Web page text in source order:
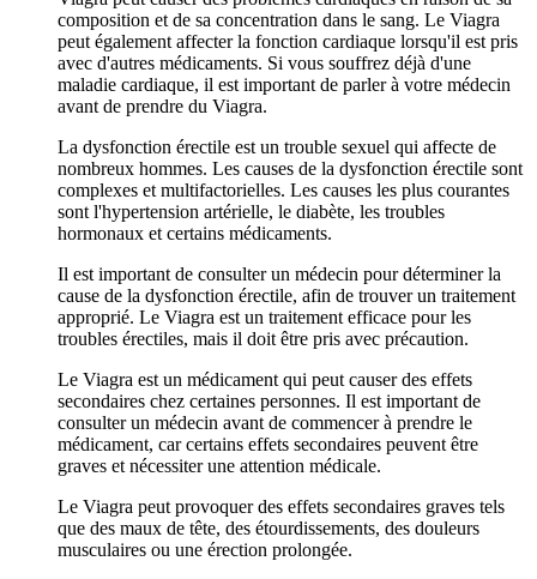
composition et de sa concentration dans le sang. Le Viagra
peut également affecter la fonction cardiaque lorsqu'il est pris
avec d'autres médicaments. Si vous souffrez déjà d'une
maladie cardiaque, il est important de parler à votre médecin
avant de prendre du Viagra.
La dysfonction érectile est un trouble sexuel qui affecte de
nombreux hommes. Les causes de la dysfonction érectile sont
complexes et multifactorielles. Les causes les plus courantes
sont l'hypertension artérielle, le diabète, les troubles
hormonaux et certains médicaments.
Il est important de consulter un médecin pour déterminer la
cause de la dysfonction érectile, afin de trouver un traitement
approprié. Le Viagra est un traitement efficace pour les
troubles érectiles, mais il doit être pris avec précaution.
Le Viagra est un médicament qui peut causer des effets
secondaires chez certaines personnes. Il est important de
consulter un médecin avant de commencer à prendre le
médicament, car certains effets secondaires peuvent être
graves et nécessiter une attention médicale.
Le Viagra peut provoquer des effets secondaires graves tels
que des maux de tête, des étourdissements, des douleurs
musculaires ou une érection prolongée.